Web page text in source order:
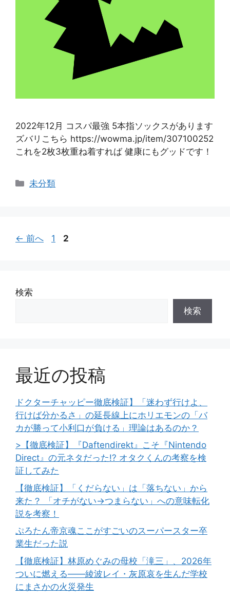
2022年12月 コスパ最強 5本指ソックスがあります
ズバリこちら https://wowma.jp/item/307100252
これを2枚3枚重ね着すれば 健康にもグッドです！
カ
ー
未分類
← 前へ
ペ
1
ペ
2
検索
検索
最近の投稿
ドクターチャッピー徹底検証】「迷わず行けよ、
行けば分かるさ」の延長線上にホリエモンの「バ
カが勝って小利口が負ける」理論はあるのか？
>【徹底検証】『Daftendirekt』こそ『Nintendo
Direct』の元ネタだった!? オタクくんの考察を検
証してみた
【徹底検証】「くだらない」は「落ちない」から
来た？ 「オチがない→つまらない」への意味転化
説を考察！
ぷろたん帝京魂ここがすごいのスーパースター卒
業生だった説
【徹底検証】林原めぐみの母校「滝三」、2026年
ついに燃える――綾波レイ・灰原哀を生んだ学校
にまさかの火災発生